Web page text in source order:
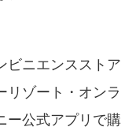
ビニエンスストア
リゾート・オンラ
ー公式アプリで購